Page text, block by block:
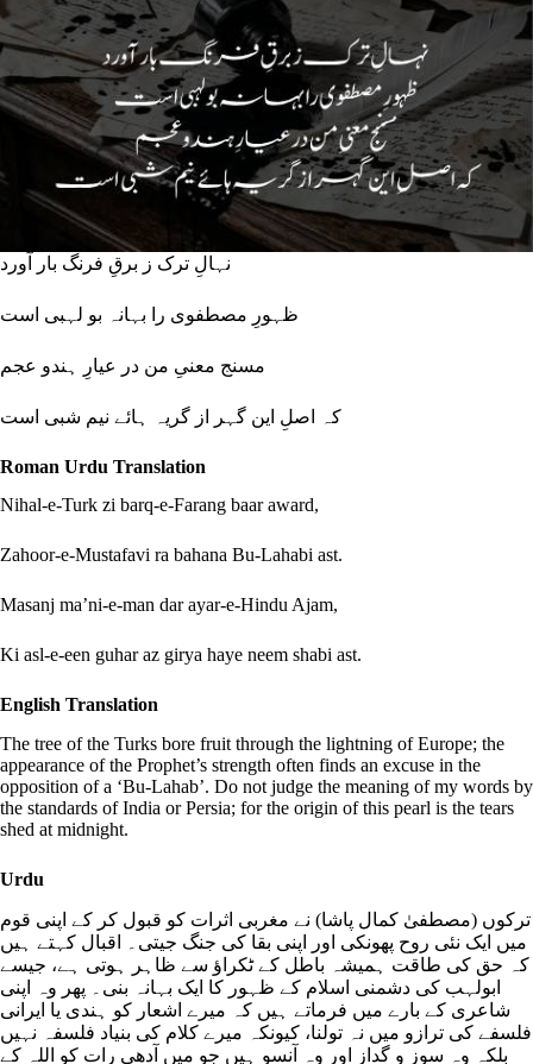
کہ اصلِ این گہر از گریہ ہائے نیم شبی است
Roman Urdu Translation
Nihal-e-Turk zi barq-e-Farang baar award,
Zahoor-e-Mustafavi ra bahana Bu-Lahabi ast.
Masanj ma’ni-e-man dar ayar-e-Hindu Ajam,
Ki asl-e-een guhar az girya haye neem shabi ast.
English Translation
The tree of the Turks bore fruit through the lightning of Europe; the
appearance of the Prophet’s strength often finds an excuse in the
opposition of a ‘Bu-Lahab’. Do not judge the meaning of my words by
the standards of India or Persia; for the origin of this pearl is the tears
shed at midnight.
Urdu
ترکوں (مصطفیٰ کمال پاشا) نے مغربی اثرات کو قبول کر کے اپنی قوم
میں ایک نئی روح پھونکی اور اپنی بقا کی جنگ جیتی۔ اقبال کہتے ہیں
کہ حق کی طاقت ہمیشہ باطل کے ٹکراؤ سے ظاہر ہوتی ہے، جیسے
ابولہب کی دشمنی اسلام کے ظہور کا ایک بہانہ بنی۔ پھر وہ اپنی
شاعری کے بارے میں فرماتے ہیں کہ میرے اشعار کو ہندی یا ایرانی
فلسفے کی ترازو میں نہ تولنا، کیونکہ میرے کلام کی بنیاد فلسفہ نہیں
بلکہ وہ سوز و گداز اور وہ آنسو ہیں جو میں آدھی رات کو اللہ کے